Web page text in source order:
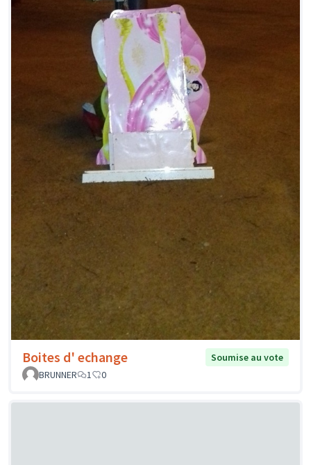
Boites d' echange
Soumise au vote
BRUNNER
1 0